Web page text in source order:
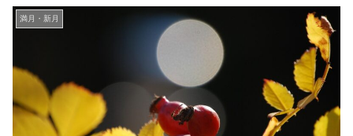
満月・新月